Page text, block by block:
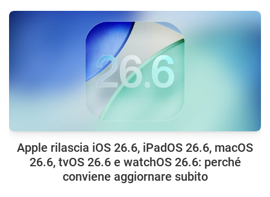
Apple rilascia iOS 26.6, iPadOS 26.6, macOS
26.6, tvOS 26.6 e watchOS 26.6: perché
conviene aggiornare subito